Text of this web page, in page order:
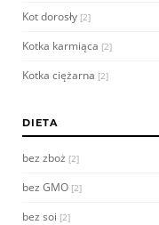
Kot dorosły [2]
Kotka karmiąca [2]
Kotka ciężarna [2]
DIETA
bez zboż [2]
bez GMO [2]
bez soi [2]